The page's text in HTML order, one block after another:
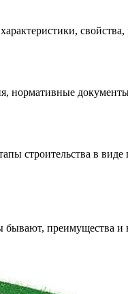
строительства в
преимущества и